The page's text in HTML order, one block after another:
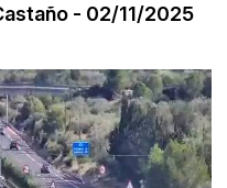
- 02/11/2025